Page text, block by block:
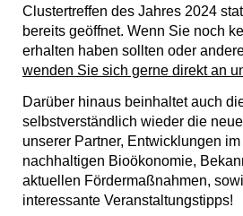
Clustertreffen des Jahres 2024
bereits geöffnet. Wenn Sie noch
erhalten haben sollten oder
wenden Sie sich gerne direkt an
Darüber hinaus beinhaltet auch
selbstverständlich wieder die
unserer Partner, Entwicklungen
nachhaltigen Bioökonomie,
aktuellen Fördermaßnahmen,
interessante Veranstaltungstipps!